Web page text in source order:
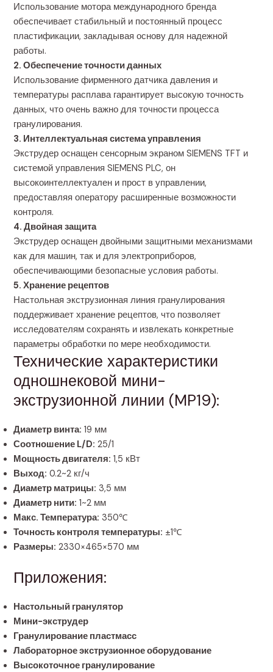
Использование мотора международного бренда
обеспечивает стабильный и постоянный процесс
пластификации, закладывая основу для надежной
работы.
2. Обеспечение точности данных
Использование фирменного датчика давления и
температуры расплава гарантирует высокую точность
данных, что очень важно для точности процесса
гранулирования.
3. Интеллектуальная система управления
Экструдер оснащен сенсорным экраном SIEMENS TFT и
системой управления SIEMENS PLC, он
высокоинтеллектуален и прост в управлении,
предоставляя оператору расширенные возможности
контроля.
4. Двойная защита
Экструдер оснащен двойными защитными механизмами
как для машин, так и для электроприборов,
обеспечивающими безопасные условия работы.
5. Хранение рецептов
Настольная экструзионная линия гранулирования
поддерживает хранение рецептов, что позволяет
исследователям сохранять и извлекать конкретные
параметры обработки по мере необходимости.
Технические характеристики
одношнековой мини-
экструзионной линии (MP19):
Диаметр винта: 19 мм
Соотношение L/D: 25/1
Мощность двигателя: 1,5 кВт
Выход: 0.2~2 кг/ч
Диаметр матрицы: 3,5 мм
Диаметр нити: 1~2 мм
Макс. Температура: 350℃
Точность контроля температуры: ±1℃
Размеры: 2330×465×570 мм
Приложения:
Настольный гранулятор
Мини-экструдер
Гранулирование пластмасс
Лабораторное экструзионное оборудование
Высокоточное гранулирование